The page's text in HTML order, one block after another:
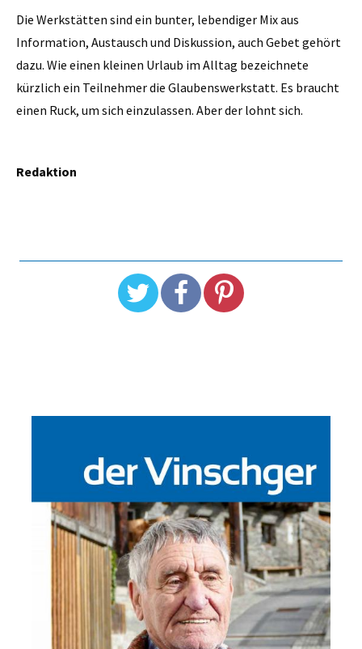
Die Werkstätten sind ein bunter, lebendiger Mix aus
Information, Austausch und Diskussion, auch Gebet gehört
dazu. Wie einen kleinen Urlaub im Alltag bezeichnete
kürzlich ein Teilnehmer die Glaubenswerkstatt. Es braucht
einen Ruck, um sich einzulassen. Aber der lohnt sich.
Redaktion